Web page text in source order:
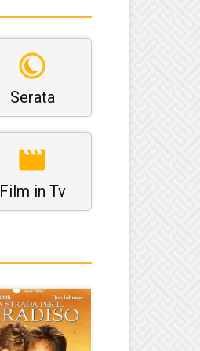
Serata
Film in Tv